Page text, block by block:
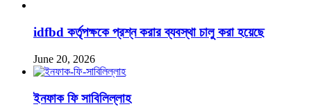
idfbd কর্তৃপক্ষকে প্রশ্ন করার ব্যবস্থা চালু করা হয়েছে
June 20, 2026
ইনফাক ফি সাবিলিল্লাহ